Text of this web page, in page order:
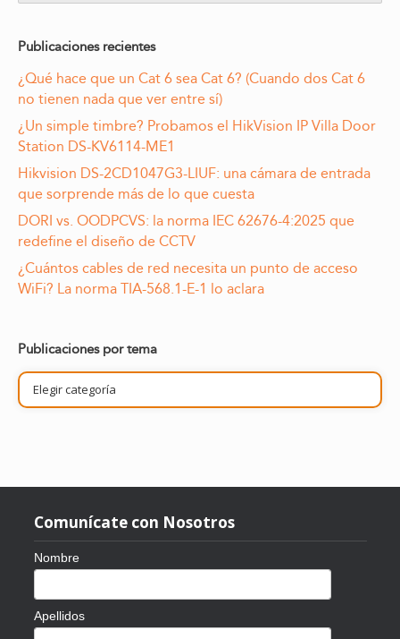
Publicaciones recientes
¿Qué hace que un Cat 6 sea Cat 6? (Cuando dos Cat 6
no tienen nada que ver entre sí)
¿Un simple timbre? Probamos el HikVision IP Villa Door
Station DS-KV6114-ME1
Hikvision DS-2CD1047G3-LIUF: una cámara de entrada
que sorprende más de lo que cuesta
DORI vs. OODPCVS: la norma IEC 62676-4:2025 que
redefine el diseño de CCTV
¿Cuántos cables de red necesita un punto de acceso
WiFi? La norma TIA-568.1-E-1 lo aclara
Publicaciones por tema
Publicaciones
por
tema
Comunícate con Nosotros
Nombre
Apellidos